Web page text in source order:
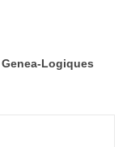
Genea-Logiques